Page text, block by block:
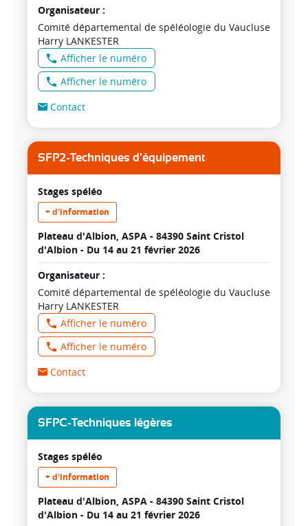
Organisateur :
Comité départemental de spéléologie du Vaucluse
Harry LANKESTER
Afficher le numéro
Afficher le numéro
Contact
SFP2-Techniques d'équipement
Stages spéléo
+ d'information
Plateau d'Albion, ASPA - 84390 Saint Cristol
d'Albion - Du 14 au 21 février 2026
Organisateur :
Comité départemental de spéléologie du Vaucluse
Harry LANKESTER
Afficher le numéro
Afficher le numéro
Contact
SFPC-Techniques légères
Stages spéléo
+ d'information
Plateau d'Albion, ASPA - 84390 Saint Cristol
d'Albion - Du 14 au 21 février 2026